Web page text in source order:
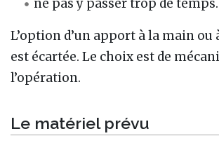
ne pas y passer trop de temps.
L’option d’un apport à la main ou
est écartée. Le choix est de
l’opération.
Le matériel prévu